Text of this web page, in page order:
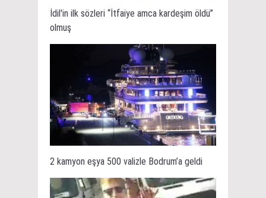
İdil'in ilk sözleri “İtfaiye amca kardeşim öldü”
olmuş
2 kamyon eşya 500 valizle Bodrum’a geldi